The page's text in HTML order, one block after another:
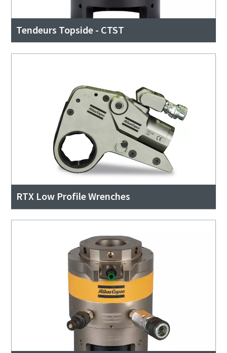
Tendeurs Topside - CTST
RTX Low Profile Wrenches